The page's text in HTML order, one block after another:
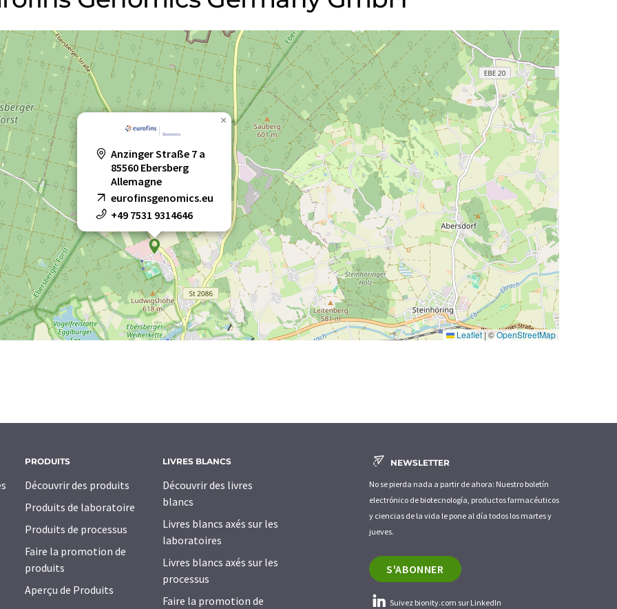
Anzinger Straße 7 a
85560 Ebersberg
Allemagne
eurofinsgenomics.eu
+49 7531 9314646
×
Leaflet|©OpenStreetMap
PRODUITS
Découvrir des produits
Produits de laboratoire
Produits de processus
Faire la promotion de
produits
Aperçu de Produits
LIVRES BLANCS
Découvrir des livres
blancs
Livres blancs axés sur les
laboratoires
Livres blancs axés sur les
processus
Faire la promotion de
NEWSLETTER
No se pierda nada a partir de ahora: Nuestro boletín
electrónico de biotecnología, productos farmacéuticos
y ciencias de la vida le pone al día todos los martes y
jueves.
S'ABONNER
Suivez bionity.com sur LinkedIn